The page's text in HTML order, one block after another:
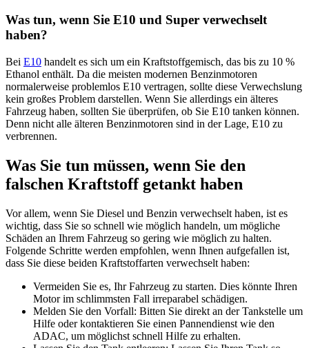
Was tun, wenn Sie E10 und Super verwechselt
haben?
Bei E10 handelt es sich um ein Kraftstoffgemisch, das bis zu 10 %
Ethanol enthält. Da die meisten modernen Benzinmotoren
normalerweise problemlos E10 vertragen, sollte diese Verwechslung
kein großes Problem darstellen. Wenn Sie allerdings ein älteres
Fahrzeug haben, sollten Sie überprüfen, ob Sie E10 tanken können.
Denn nicht alle älteren Benzinmotoren sind in der Lage, E10 zu
verbrennen.
Was Sie tun müssen, wenn Sie den
falschen Kraftstoff getankt haben
Vor allem, wenn Sie Diesel und Benzin verwechselt haben, ist es
wichtig, dass Sie so schnell wie möglich handeln, um mögliche
Schäden an Ihrem Fahrzeug so gering wie möglich zu halten.
Folgende Schritte werden empfohlen, wenn Ihnen aufgefallen ist,
dass Sie diese beiden Kraftstoffarten verwechselt haben:
Vermeiden Sie es, Ihr Fahrzeug zu starten. Dies könnte Ihren
Motor im schlimmsten Fall irreparabel schädigen.
Melden Sie den Vorfall: Bitten Sie direkt an der Tankstelle um
Hilfe oder kontaktieren Sie einen Pannendienst wie den
ADAC, um möglichst schnell Hilfe zu erhalten.